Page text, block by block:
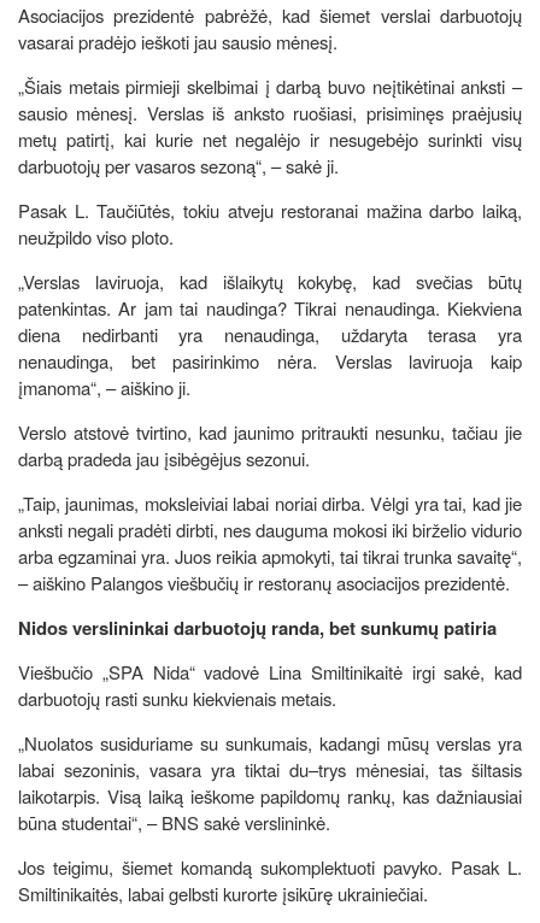
Asociacijos prezidentė pabrėžė, kad šiemet verslai darbuotojų
vasarai pradėjo ieškoti jau sausio mėnesį.
„Šiais metais pirmieji skelbimai į darbą buvo neįtikėtinai anksti –
sausio mėnesį. Verslas iš anksto ruošiasi, prisiminęs praėjusių
metų patirtį, kai kurie net negalėjo ir nesugebėjo surinkti visų
darbuotojų per vasaros sezoną“, – sakė ji.
Pasak L. Taučiūtės, tokiu atveju restoranai mažina darbo laiką,
neužpildo viso ploto.
„Verslas laviruoja, kad išlaikytų kokybę, kad svečias būtų
patenkintas. Ar jam tai naudinga? Tikrai nenaudinga. Kiekviena
diena nedirbanti yra nenaudinga, uždaryta terasa yra
nenaudinga, bet pasirinkimo nėra. Verslas laviruoja kaip
įmanoma“, – aiškino ji.
Verslo atstovė tvirtino, kad jaunimo pritraukti nesunku, tačiau jie
darbą pradeda jau įsibėgėjus sezonui.
„Taip, jaunimas, moksleiviai labai noriai dirba. Vėlgi yra tai, kad jie
anksti negali pradėti dirbti, nes dauguma mokosi iki birželio vidurio
arba egzaminai yra. Juos reikia apmokyti, tai tikrai trunka savaitę“,
– aiškino Palangos viešbučių ir restoranų asociacijos prezidentė.
Nidos verslininkai darbuotojų randa, bet sunkumų patiria
Viešbučio „SPA Nida“ vadovė Lina Smiltinikaitė irgi sakė, kad
darbuotojų rasti sunku kiekvienais metais.
„Nuolatos susiduriame su sunkumais, kadangi mūsų verslas yra
labai sezoninis, vasara yra tiktai du–trys mėnesiai, tas šiltasis
laikotarpis. Visą laiką ieškome papildomų rankų, kas dažniausiai
būna studentai“, – BNS sakė verslininkė.
Jos teigimu, šiemet komandą sukomplektuoti pavyko. Pasak L.
Smiltinikaitės, labai gelbsti kurorte įsikūrę ukrainiečiai.